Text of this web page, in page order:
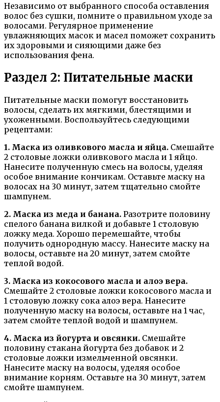
Независимо от выбранного способа оставления
волос без сушки, помните о правильном уходе за
волосами. Регулярное применение
увлажняющих масок и масел поможет сохранить
их здоровыми и сияющими даже без
использования фена.
Раздел 2: Питательные маски
Питательные маски помогут восстановить
волосы, сделать их мягкими, блестящими и
ухоженными. Воспользуйтесь следующими
рецептами:
1. Маска из оливкового масла и яйца. Смешайте
2 столовые ложки оливкового масла и 1 яйцо.
Нанесите полученную смесь на волосы, уделяя
особое внимание кончикам. Оставьте маску на
волосах на 30 минут, затем тщательно смойте
шампунем.
2. Маска из меда и банана. Разотрите половину
спелого банана вилкой и добавьте 1 столовую
ложку меда. Хорошо перемешайте, чтобы
получить однородную массу. Нанесите маску на
волосы, оставьте на 20 минут, затем смойте
теплой водой.
3. Маска из кокосового масла и алоэ вера.
Смешайте 2 столовые ложки кокосового масла и
1 столовую ложку сока алоэ вера. Нанесите
полученную маску на волосы, оставьте на 1 час,
затем смойте теплой водой и шампунем.
4. Маска из йогурта и овсянки. Смешайте
половину стакана йогурта без добавок и 2
столовые ложки измельченной овсянки.
Нанесите маску на волосы, уделяя особое
внимание корням. Оставьте на 30 минут, затем
смойте шампунем.